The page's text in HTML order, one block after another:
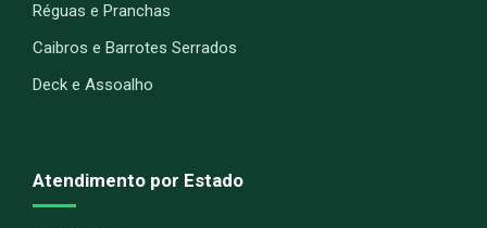
Réguas e Pranchas
Caibros e Barrotes Serrados
Deck e Assoalho
Atendimento por Estado